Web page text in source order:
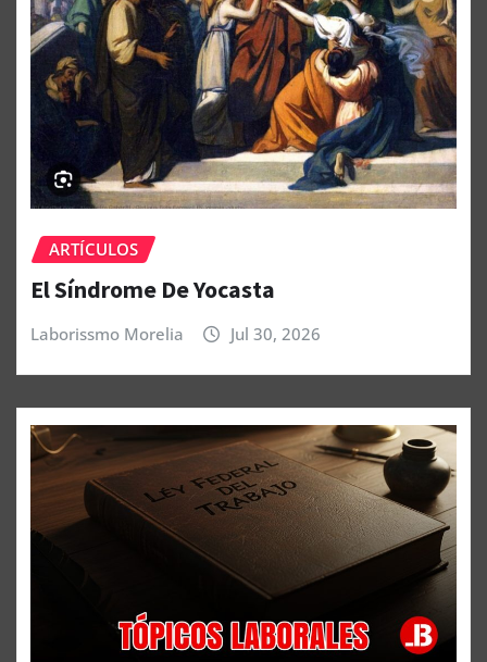
ARTÍCULOS
El Síndrome De Yocasta
Laborissmo Morelia Jul 30, 2026